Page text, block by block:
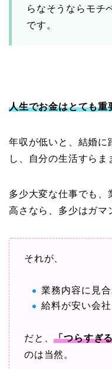
らなそうならモチ
です。
人生でお金はとても重
年収が低いと、結婚に
し、自分の生活すらま
多少大変な仕事でも、
高さなら、多少はガマ
それが、
業務内容に見
給料が安い会社
だと、「つらすぎ
のは当然。